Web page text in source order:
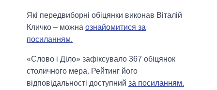
Які передвиборні обіцянки виконав Віталій
Кличко – можна ознайомитися за
посиланням.
«Слово і Діло» зафіксувало 367 обіцянок
столичного мера. Рейтинг його
відповідальності доступний за посиланням.